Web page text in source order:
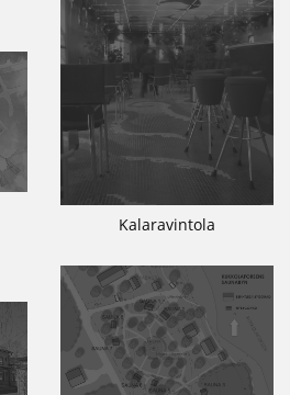
Kalaravintola